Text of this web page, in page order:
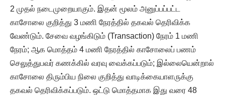
2 முதல் நடைமுறையாகும். இதன் மூலம் அனுப்பப்பட்ட
காசோலை குறித்து 3 மணி நேரத்தில் தகவல் தெரிவிக்க
வேண்டும். சேவை வழங்கிடும் (Transaction) நேரம் 1 மணி
நேரம்; ஆக மொத்தம் 4 மணி நேரத்தில் காசோலைப் பணம்
செலுத்துபவர் கணக்கில் வரவு வைக்கப்படும்; இல்லையென்றால்
காசோலை திரும்பிய நிலை குறித்து வாடிக்கையாளருக்கு
தகவல் தெரிவிக்கப்படும். ஒட்டு மொத்தமாக இது வரை 48